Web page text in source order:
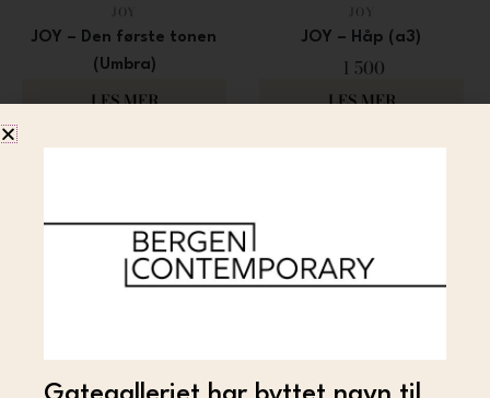
JOY
JOY – Den første tonen
(Umbra)
10 000
LES MER
JOY
JOY – Håp (a3)
1 500
LES MER
JOY